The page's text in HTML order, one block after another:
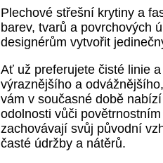
Plechové střešní krytiny a
barev, tvarů a povrchových
designérům vytvořit
Ať už preferujete čisté linie
výraznějšího a
vám v současné době
odolnosti vůči
zachovávají svůj původní
časté údržby a nátěrů.